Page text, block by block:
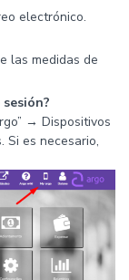
electrónico.
las medidas de
→ Dispositivos
Si es necesario,